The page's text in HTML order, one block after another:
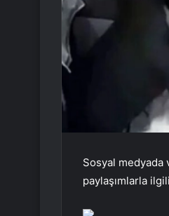
Sosyal medyada
paylaşımlarla